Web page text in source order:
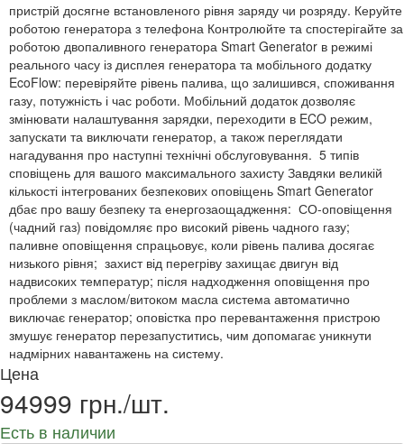
пристрій досягне встановленого рівня заряду чи розряду. Керуйте
роботою генератора з телефона Контролюйте та спостерігайте за
роботою двопаливного генератора Smart Generator в режимі
реального часу із дисплея генератора та мобільного додатку
EcoFlow: перевіряйте рівень палива, що залишився, споживання
газу, потужність і час роботи. Мобільний додаток дозволяє
змінювати налаштування зарядки, переходити в ECO режим,
запускати та виключати генератор, а також переглядати
нагадування про наступні технічні обслуговування. 5 типів
сповіщень для вашого максимального захисту Завдяки великій
кількості інтегрованих безпекових оповіщень Smart Generator
дбає про вашу безпеку та енергозаощадження: СО-оповіщення
(чадний газ) повідомляє про високий рівень чадного газу;
паливне оповіщення спрацьовує, коли рівень палива досягає
низького рівня; захист від перегріву захищає двигун від
надвисоких температур; після надходження оповіщення про
проблеми з маслом/витоком масла система автоматично
виключає генератор; оповістка про перевантаження пристрою
змушує генератор перезапуститись, чим допомагає уникнути
надмірних навантажень на систему.
Цена
94999 грн./шт.
Есть в наличии